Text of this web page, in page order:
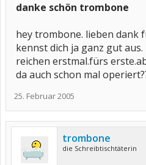
danke schön trombone
hey trombone. lieben dank
kennst dich ja ganz gut
reichen erstmal.fürs
da auch schon mal
25. Februar 2005
trombone
die Schreibtischtäterin